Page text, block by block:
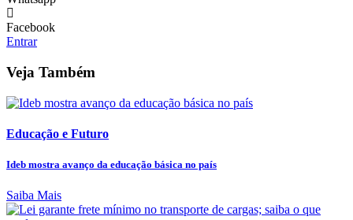
Facebook
Entrar
Veja Também
Educação e Futuro
Ideb mostra avanço da educação básica no país
Saiba Mais